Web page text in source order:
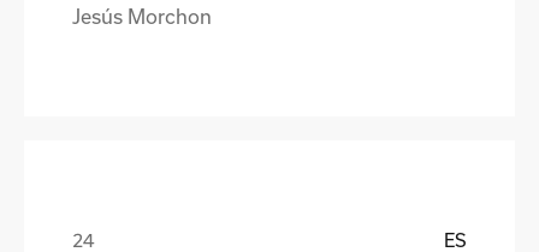
Jesús Morchon
ES